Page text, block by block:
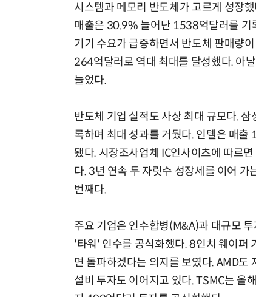
시스템과 메모리 반도체가 고르게 성장
매출은 30.9% 늘어난 1538억달러를 기
기기 수요가 급증하면서 반도체 판매량
264억달러로 역대 최대를 달성했다. 아
늘었다.
반도체 기업 실적도 사상 최대 규모다.
록하며 최대 성과를 거뒀다. 인텔은 매출
됐다. 시장조사업체 IC인사이츠에 따르
다. 3년 연속 두 자릿수 성장세를 이어
번째다.
주요 기업은 인수합병(M&A)과 대규모
'타워' 인수를 공식화했다. 8인치 웨이퍼
면 돌파하겠다는 의지를 보였다. AMD도
설비 투자도 이어지고 있다. TSMC는 올